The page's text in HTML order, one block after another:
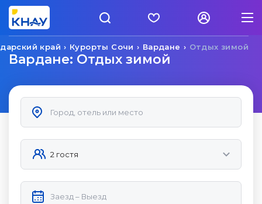
Отдых зимой
Вардане
Курорты Сочи
край
Вардане: Отдых зимой